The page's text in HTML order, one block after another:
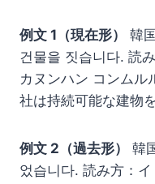
例文 1（現在形）
韓
건물을 짓습니다. 読
カヌンハン コンムル
社は持続可能な建物
例文 2（過去形）
韓
었습니다. 読み方：